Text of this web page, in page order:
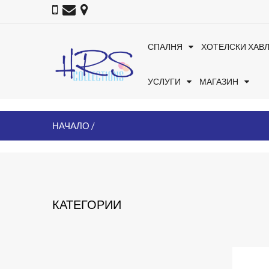
СПАЛНЯ ХОТЕЛСКИ
УСЛУГИ МАГАЗИН
НАЧАЛО
КАТЕГОРИИ